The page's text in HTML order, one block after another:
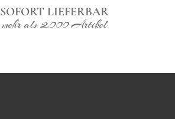
SOFORT LIEFERBAR
mehr als 2.000 Artikel